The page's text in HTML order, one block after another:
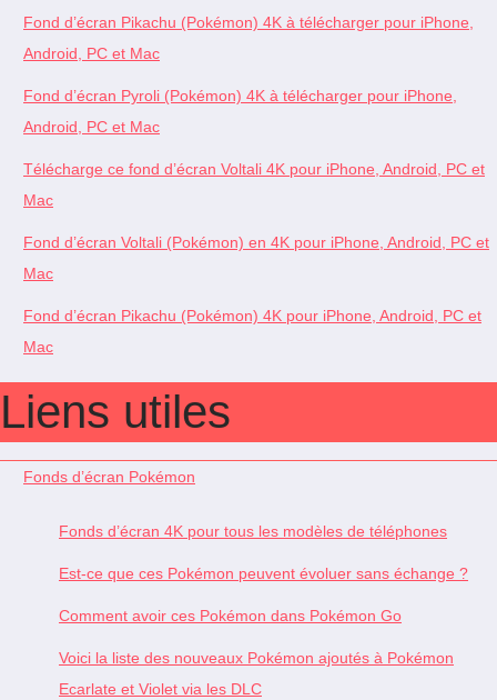
Fond d’écran Pikachu (Pokémon) 4K à télécharger pour iPhone,
Android, PC et Mac
Fond d’écran Pyroli (Pokémon) 4K à télécharger pour iPhone,
Android, PC et Mac
Télécharge ce fond d’écran Voltali 4K pour iPhone, Android, PC et
Mac
Fond d’écran Voltali (Pokémon) en 4K pour iPhone, Android, PC et
Mac
Fond d’écran Pikachu (Pokémon) 4K pour iPhone, Android, PC et
Mac
Liens utiles
Fonds d’écran Pokémon
Fonds d’écran 4K pour tous les modèles de téléphones
Est-ce que ces Pokémon peuvent évoluer sans échange ?
Comment avoir ces Pokémon dans Pokémon Go
Voici la liste des nouveaux Pokémon ajoutés à Pokémon
Ecarlate et Violet via les DLC